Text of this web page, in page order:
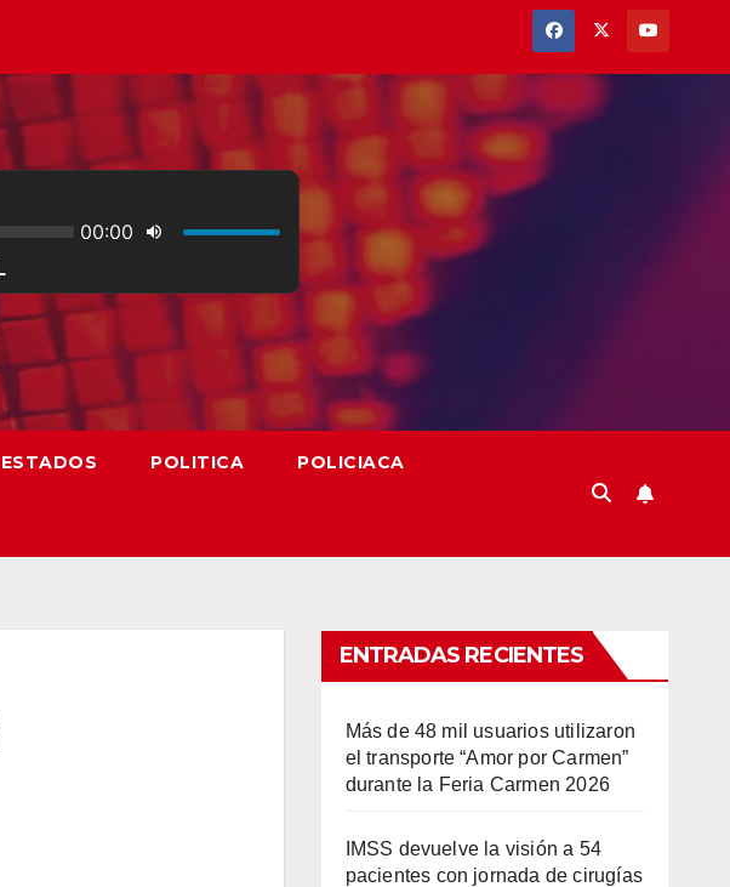
ESTADOS POLITICA POLICIACA
ENTRADAS RECIENTES
Más de 48 mil usuarios utilizaron
el transporte “Amor por Carmen”
durante la Feria Carmen 2026
IMSS devuelve la visión a 54
pacientes con jornada de cirugías